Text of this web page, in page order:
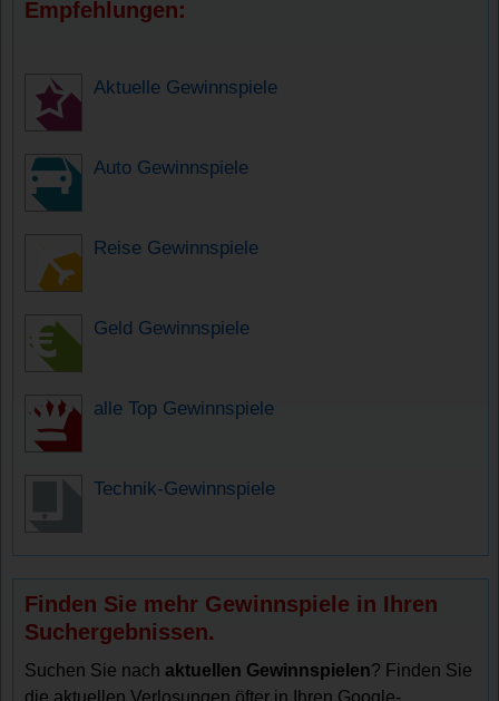
Empfehlungen:
Aktuelle Gewinnspiele
Auto Gewinnspiele
Reise Gewinnspiele
Geld Gewinnspiele
alle Top Gewinnspiele
Technik-Gewinnspiele
Finden Sie mehr Gewinnspiele in Ihren
Suchergebnissen.
Suchen Sie nachaktuellen Gewinnspielen? Finden Sie
die aktuellen Verlosungen öfter in Ihren Google-